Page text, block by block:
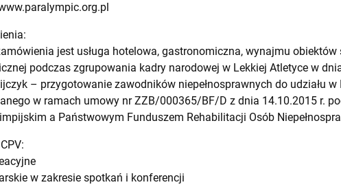
jest usługa hotelowa, gastronomiczna, wynajmu
podczas zgrupowania kadry narodowej w Lekkiej Atletyce w
– przygotowanie zawodników niepełnosprawnych do udziału w
w ramach umowy nr ZZB/000365/BF/D z dnia 14.10.2015 r.
a Państwowym Funduszem Rehabilitacji Osób
w zakresie spotkań i konferencji